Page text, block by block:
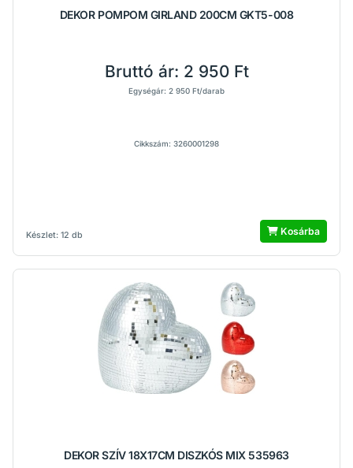
DEKOR POMPOM GIRLAND 200CM GKT5-008
Készlet: 12 db
Bruttó ár: 2 950 Ft
Egységár: 2 950 Ft/darab
Cikkszám: 3260001298
Kosárba
DEKOR SZÍV 18X17CM DISZKÓS MIX 535963